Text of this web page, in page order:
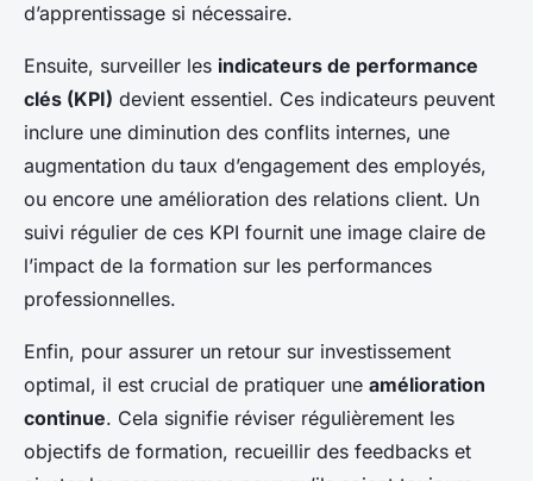
d’apprentissage si nécessaire.
Ensuite, surveiller les indicateurs de performance
clés (KPI) devient essentiel. Ces indicateurs peuvent
inclure une diminution des conflits internes, une
augmentation du taux d’engagement des employés,
ou encore une amélioration des relations client. Un
suivi régulier de ces KPI fournit une image claire de
l’impact de la formation sur les performances
professionnelles.
Enfin, pour assurer un retour sur investissement
optimal, il est crucial de pratiquer une amélioration
continue. Cela signifie réviser régulièrement les
objectifs de formation, recueillir des feedbacks et